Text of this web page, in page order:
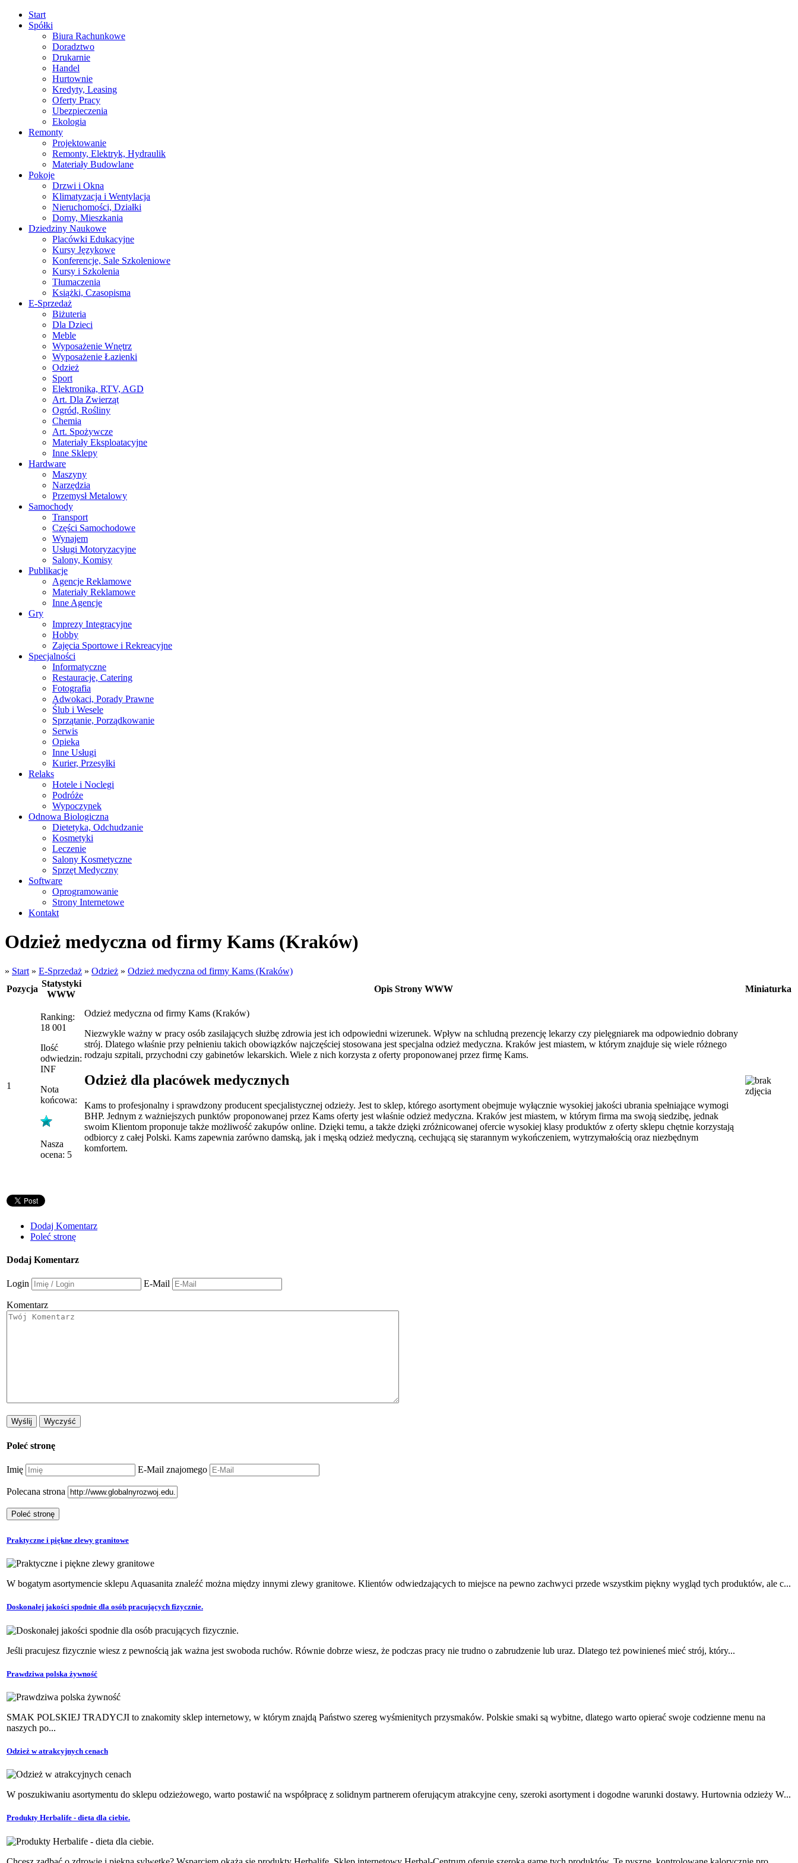
Start
Spółki
Biura Rachunkowe
Doradztwo
Drukarnie
Handel
Hurtownie
Kredyty, Leasing
Oferty Pracy
Ubezpieczenia
Ekologia
Remonty
Projektowanie
Remonty, Elektryk, Hydraulik
Materiały Budowlane
Pokoje
Drzwi i Okna
Klimatyzacja i Wentylacja
Nieruchomości, Działki
Domy, Mieszkania
Dziedziny Naukowe
Placówki Edukacyjne
Kursy Językowe
Konferencje, Sale Szkoleniowe
Kursy i Szkolenia
Tłumaczenia
Książki, Czasopisma
E-Sprzedaż
Biżuteria
Dla Dzieci
Meble
Wyposażenie Wnętrz
Wyposażenie Łazienki
Odzież
Sport
Elektronika, RTV, AGD
Art. Dla Zwierząt
Ogród, Rośliny
Chemia
Art. Spożywcze
Materiały Eksploatacyjne
Inne Sklepy
Hardware
Maszyny
Narzędzia
Przemysł Metalowy
Samochody
Transport
Części Samochodowe
Wynajem
Usługi Motoryzacyjne
Salony, Komisy
Publikacje
Agencje Reklamowe
Materiały Reklamowe
Inne Agencje
Gry
Imprezy Integracyjne
Hobby
Zajęcia Sportowe i Rekreacyjne
Specjalności
Informatyczne
Restauracje, Catering
Fotografia
Adwokaci, Porady Prawne
Ślub i Wesele
Sprzątanie, Porządkowanie
Serwis
Opieka
Inne Usługi
Kurier, Przesyłki
Relaks
Hotele i Noclegi
Podróże
Wypoczynek
Odnowa Biologiczna
Dietetyka, Odchudzanie
Kosmetyki
Leczenie
Salony Kosmetyczne
Sprzęt Medyczny
Software
Oprogramowanie
Strony Internetowe
Kontakt
Odzież medyczna od firmy Kams (Kraków)
» Start » E-Sprzedaż » Odzież » Odzież medyczna od firmy Kams (Kraków)
Pozycja
Statystyki
WWW
Opis Strony WWW Miniaturka
1
Ranking:
18 001
Ilość
odwiedzin:
INF
Nota
końcowa:
Nasza
ocena: 5
Odzież medyczna od firmy Kams (Kraków)
Niezwykle ważny w pracy osób zasilających służbę zdrowia jest ich odpowiedni wizerunek. Wpływ na schludną prezencję lekarzy czy pielęgniarek ma odpowiednio dobrany
strój. Dlatego właśnie przy pełnieniu takich obowiązków najczęściej stosowana jest specjalna odzież medyczna. Kraków jest miastem, w którym znajduje się wiele różnego
rodzaju szpitali, przychodni czy gabinetów lekarskich. Wiele z nich korzysta z oferty proponowanej przez firmę Kams.
Odzież dla placówek medycznych
Kams to profesjonalny i sprawdzony producent specjalistycznej odzieży. Jest to sklep, którego asortyment obejmuje wyłącznie wysokiej jakości ubrania spełniające wymogi
BHP. Jednym z ważniejszych punktów proponowanej przez Kams oferty jest właśnie odzież medyczna. Kraków jest miastem, w którym firma ma swoją siedzibę, jednak
swoim Klientom proponuje także możliwość zakupów online. Dzięki temu, a także dzięki zróżnicowanej ofercie wysokiej klasy produktów z oferty sklepu chętnie korzystają
odbiorcy z całej Polski. Kams zapewnia zarówno damską, jak i męską odzież medyczną, cechującą się starannym wykończeniem, wytrzymałością oraz niezbędnym
komfortem.
Dodaj Komentarz
Poleć stronę
Dodaj Komentarz
Login E-Mail
Komentarz
Poleć stronę
Imię E-Mail znajomego
Polecana strona
Praktyczne i piękne zlewy granitowe
W bogatym asortymencie sklepu Aquasanita znaleźć można między innymi zlewy granitowe. Klientów odwiedzających to miejsce na pewno zachwyci przede wszystkim piękny wygląd tych produktów, ale c...
Doskonałej jakości spodnie dla osób pracujących fizycznie.
Jeśli pracujesz fizycznie wiesz z pewnością jak ważna jest swoboda ruchów. Równie dobrze wiesz, że podczas pracy nie trudno o zabrudzenie lub uraz. Dlatego też powinieneś mieć strój, który...
Prawdziwa polska żywność
SMAK POLSKIEJ TRADYCJI to znakomity sklep internetowy, w którym znajdą Państwo szereg wyśmienitych przysmaków. Polskie smaki są wybitne, dlatego warto opierać swoje codzienne menu na
naszych po...
Odzież w atrakcyjnych cenach
W poszukiwaniu asortymentu do sklepu odzieżowego, warto postawić na współpracę z solidnym partnerem oferującym atrakcyjne ceny, szeroki asortyment i dogodne warunki dostawy. Hurtownia odzieży W...
Produkty Herbalife - dieta dla ciebie.